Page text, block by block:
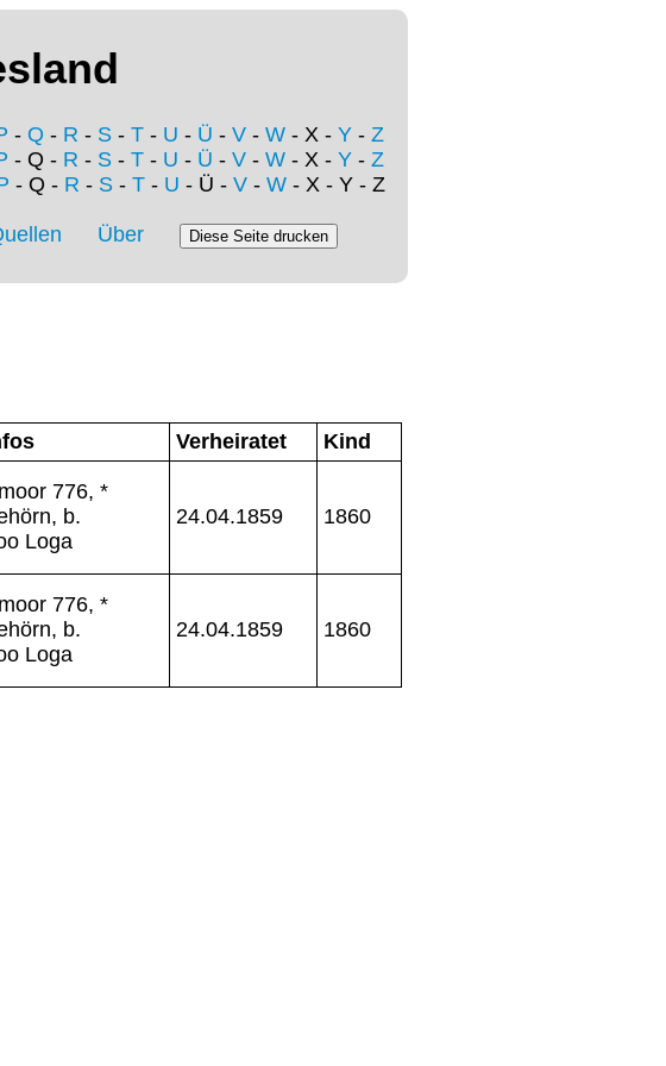
- Q - R - S - T - U - Ü - V - W - X - Y - Z
- Q - R - S - T - U - Ü - V - W - X - Y - Z
- Q - R - S- T- U - Ü - V- W- X - Y - Z
Über
Verheiratet
Kind
776, *
b.
Loga
24.04.1859 1860
776, *
b.
Loga
24.04.1859 1860